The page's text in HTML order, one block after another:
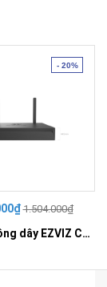
- 20%
1.504.000₫
Đầu ghi không dây EZVIZ CS-X5S-R100-4W